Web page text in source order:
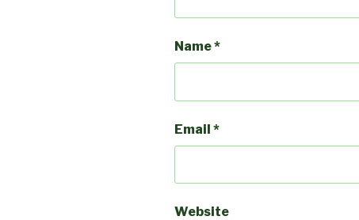
Name*
Email *
Website